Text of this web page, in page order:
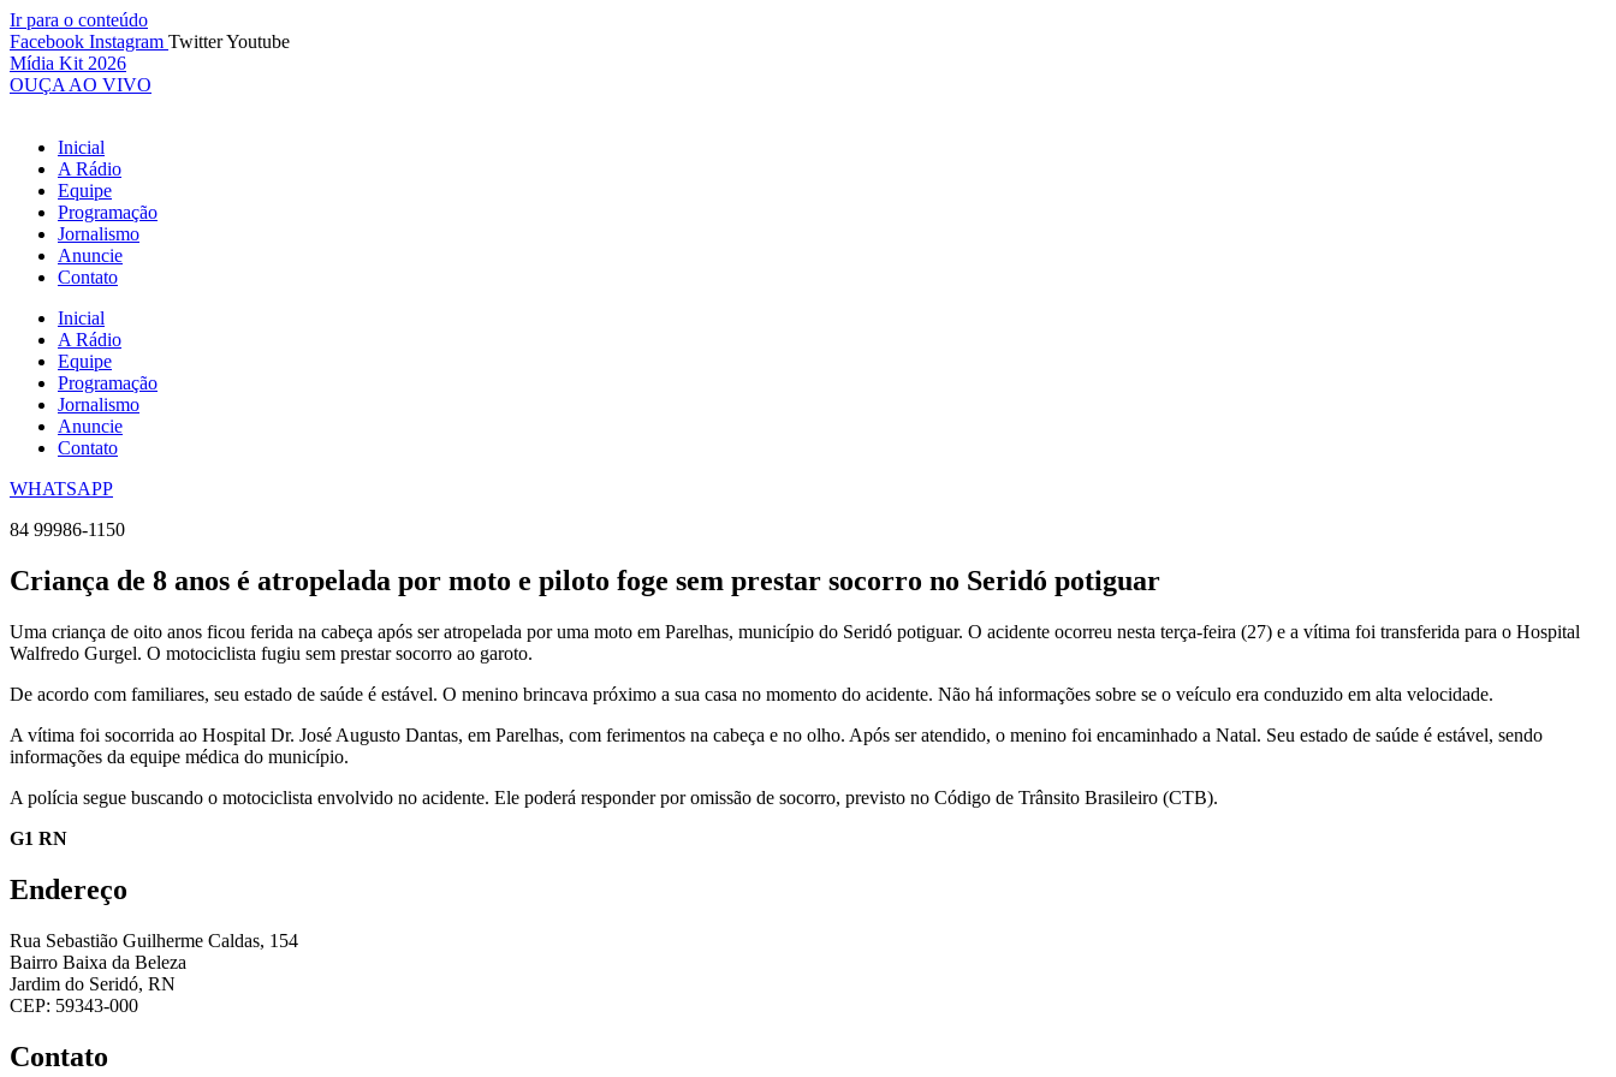
Ir para o conteúdo
Facebook Instagram TwitterYoutube
Mídia Kit 2026
OUÇA AO VIVO
Inicial
A Rádio
Equipe
Programação
Jornalismo
Anuncie
Contato
Inicial
A Rádio
Equipe
Programação
Jornalismo
Anuncie
Contato
WHATSAPP
84 99986-1150
Criança de 8 anos é atropelada por moto e piloto foge sem prestar socorro no Seridó potiguar
Uma criança de oito anos ficou ferida na cabeça após ser atropelada por uma moto em Parelhas, município do Seridó potiguar. O acidente ocorreu nesta terça-feira (27) e a vítima foi transferida para o Hospital
Walfredo Gurgel. O motociclista fugiu sem prestar socorro ao garoto.
De acordo com familiares, seu estado de saúde é estável. O menino brincava próximo a sua casa no momento do acidente. Não há informações sobre se o veículo era conduzido em alta velocidade.
A vítima foi socorrida ao Hospital Dr. José Augusto Dantas, em Parelhas, com ferimentos na cabeça e no olho. Após ser atendido, o menino foi encaminhado a Natal. Seu estado de saúde é estável, sendo
informações da equipe médica do município.
A polícia segue buscando o motociclista envolvido no acidente. Ele poderá responder por omissão de socorro, previsto no Código de Trânsito Brasileiro (CTB).
G1 RN
Endereço
Rua Sebastião Guilherme Caldas, 154
Bairro Baixa da Beleza
Jardim do Seridó, RN
CEP: 59343-000
Contato